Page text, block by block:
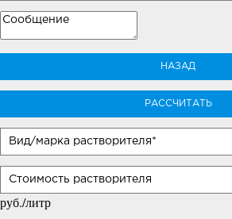
НАЗАД
РАССЧИТАТЬ
руб./литр